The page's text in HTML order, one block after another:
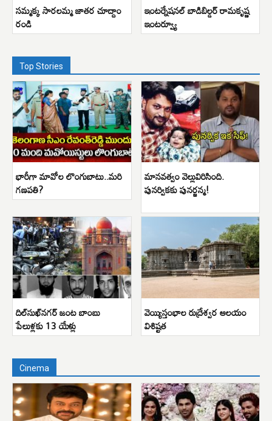
సమ్మక్క సారలమ్మ జాతర చూద్దాం
రండి
ఇంటర్నేషనల్ బాడిబిల్డర్ రామకృష్ణ
ఇంటర్వ్యూ
Top Stories
భారీగా మావోల లొంగుబాటు..మరి
గణపతి?
మానవత్వం వెల్లువిరిసింది.
పునర్వికకు పునర్జన్మ!
దిల్‌సుఖ్‌నగర్ జంట బాంబు
పేలుళ్లకు 13 యేళ్లు
వెయ్యిస్తంభాల రుద్రేశ్వర ఆలయం
విశిష్టత
Cinema